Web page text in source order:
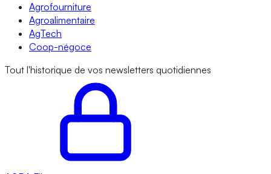
Agrofourniture
Agroalimentaire
AgTech
Coop-négoce
Tout l'historique de vos newsletters quotidiennes